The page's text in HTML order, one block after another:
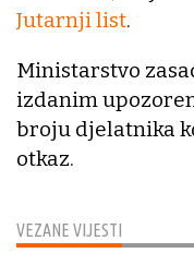
VEZANE VIJESTI
Jutarnji list.
Ministarstvo
izdanim
broju djelatnika
otkaz.